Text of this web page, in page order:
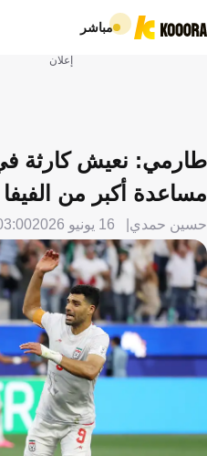
مباشر
إعلان
طارمي: نعيش كارثة في
مساعدة أكبر من الفيفا
حسين حمدي 16 يونيو 2026